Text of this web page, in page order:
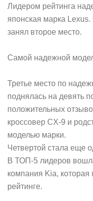
Лидером рейтинга
японская марка
занял второе место.
Самой надежной
Третье место по
поднялась на девять
положительных
кроссовер CX-9 и
моделью марки.
Четвертой стала еще
В ТОП-5 лидеров
компания Kia, которая
рейтинге.